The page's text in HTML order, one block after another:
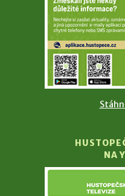
NA